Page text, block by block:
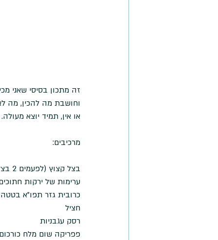
וחושבת מה להכין, מה
או אין, תמיד יוצא מעולה.
מרכיבים:
בצל קצוץ (לפעמים 2 בצלים, תלוי בכמות הירקות)
ערימות של ירקות
כרובית גזר תפו"א
חציל
רסק עגבניות
פפריקה שום מלח כורכום